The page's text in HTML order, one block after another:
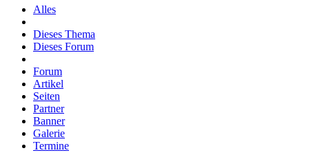
Alles
Dieses Thema
Dieses Forum
Forum
Artikel
Seiten
Partner
Banner
Galerie
Termine